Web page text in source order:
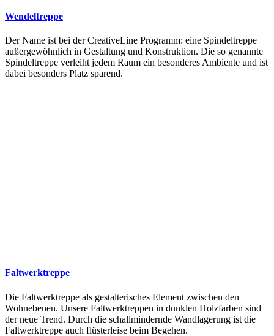
Wendeltreppe
Der Name ist bei der CreativeLine Programm: eine Spindeltreppe
außergewöhnlich in Gestaltung und Konstruktion. Die so genannte
Spindeltreppe verleiht jedem Raum ein besonderes Ambiente und ist
dabei besonders Platz sparend.
Faltwerktreppe
Die Faltwerktreppe als gestalterisches Element zwischen den
Wohnebenen. Unsere Faltwerktreppen in dunklen Holzfarben sind
der neue Trend. Durch die schallmindernde Wandlagerung ist die
Faltwerktreppe auch flüsterleise beim Begehen.